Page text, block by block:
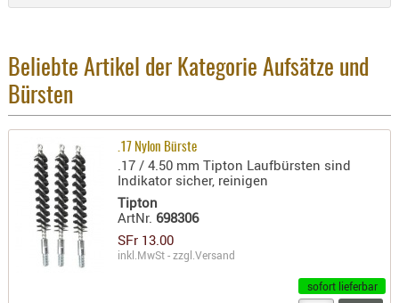
CHASSIS
SCHÄFTE
CHASSIS-
MAGAZINE
SPUHR -
Beliebte Artikel der Kategorie Aufsätze und
Bürsten
.17 Nylon Bürste
.17 / 4.50 mm Tipton Laufbürsten sind
Indikator sicher, reinigen
Tipton
ArtNr. 698306
SFr 13.00
inkl.MwSt - zzgl.Versand
sofort lieferbar